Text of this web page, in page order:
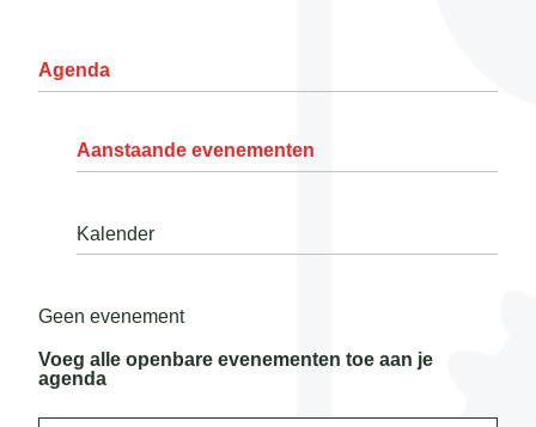
Agenda
Aanstaande evenementen
Kalender
Geen evenement
Voeg alle openbare evenementen toe aan je
agenda